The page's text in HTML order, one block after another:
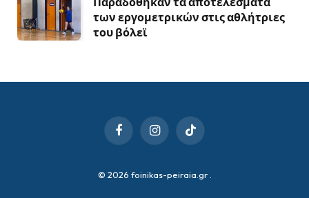
των εργομετρικών στις αθλήτριες
του βόλεϊ
FacebookInstagramTikTok
© 2026 foinikas-peiraia.gr